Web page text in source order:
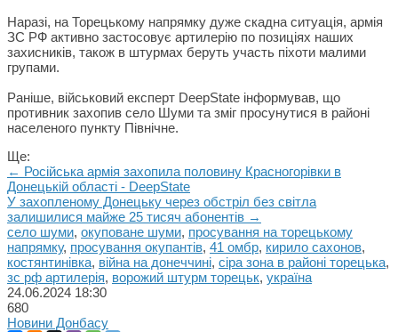
Наразі, на Торецькому напрямку дуже скадна ситуація, армія
ЗС РФ активно застосовує артилерію по позиціях наших
захисників, також в штурмах беруть участь піхоти малими
групами.
Раніше, військовий експерт DeepState інформував, що
противник захопив село Шуми та зміг просунутися в районі
населеного пункту Північне.
Ще:
← Російська армія захопила половину Красногорівки в
Донецькій області - DeepState
У захопленому Донецьку через обстріл без світла
залишилися майже 25 тисяч абонентів →
село шуми, окуповане шуми, просування на торецькому
напрямку, просування окупантів, 41 омбр, кирило сахонов,
костянтинівка, війна на донеччині, сіра зона в районі торецька,
зс рф артилерія, ворожий штурм торецьк, україна
24.06.2024 18:30
680
Новини Донбасу